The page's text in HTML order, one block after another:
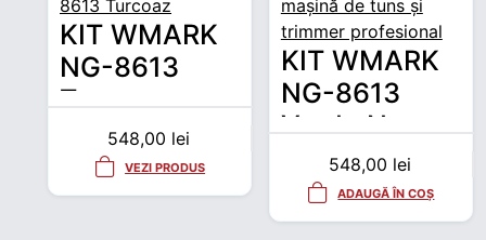
KIT WMARK
NG-8613
Turcoaz –
Mașină de
tuns +
Trimmer
548,00 lei
VEZI PRODUS
KIT WMARK
NG-8613
Verde Neon –
Mașină de
tuns +
Trimmer
548,00 lei
ADAUGĂ ÎN COȘ